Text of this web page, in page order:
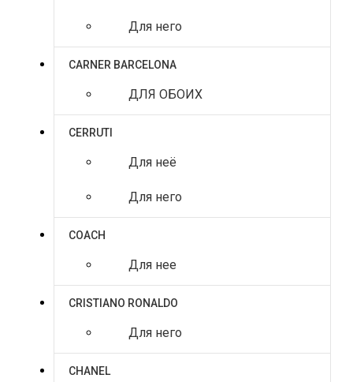
Для него
CARNER BARCELONA
ДЛЯ ОБОИХ
CERRUTI
Для неё
Для него
COACH
Для нее
CRISTIANO RONALDO
Для него
CHANEL